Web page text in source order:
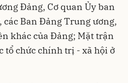
Đảng, Cơ quan Ủy ban
Ban Đảng Trung ương,
khác của Đảng; Mặt trận
tổ chức chính trị - xã hội ở